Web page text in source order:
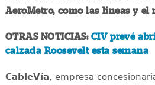
AeroMetro, como las líneas y el
OTRAS NOTICIAS: CIV prevé
calzada Roosevelt esta semana
CableVía, empresa